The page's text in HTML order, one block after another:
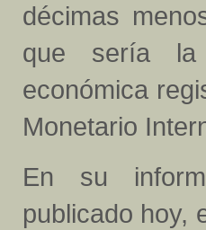
décimas
que sería la
económica
Monetario
En su
publicado hoy,